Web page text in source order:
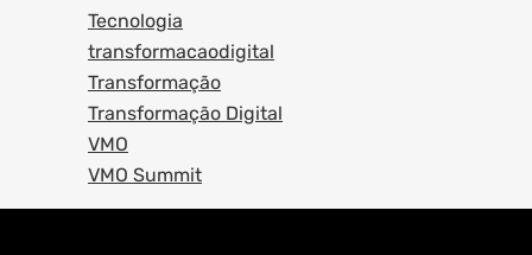
Tecnologia
transformacaodigital
Transformação
Transformação Digital
VMO
VMO Summit